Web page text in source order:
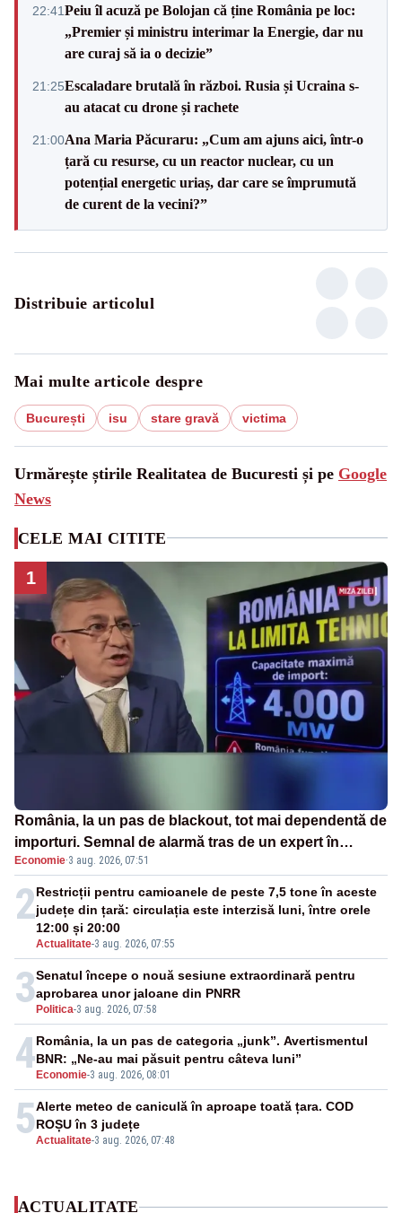
22:41Peiu îl acuză pe Bolojan că ține România pe loc:
„Premier și ministru interimar la Energie, dar nu
are curaj să ia o decizie”
21:25Escaladare brutală în război. Rusia și Ucraina s-
au atacat cu drone și rachete
21:00Ana Maria Păcuraru: „Cum am ajuns aici, într-o
țară cu resurse, cu un reactor nuclear, cu un
potențial energetic uriaș, dar care se împrumută
de curent de la vecini?”
Distribuie articolul
Mai multe articole despre
București isu stare gravă victima
Urmărește știrile Realitatea de Bucuresti și pe Google
News
CELE MAI CITITE
1
România, la un pas de blackout, tot mai dependentă de
importuri. Semnal de alarmă tras de un expert în
energie
Economie·3 aug. 2026, 07:51
2
Actualitate-3 aug. 2026, 07:55
Restricții pentru camioanele de peste 7,5 tone în aceste
județe din țară: circulația este interzisă luni, între orele
12:00 și 20:00
3 Politica-3 aug. 2026, 07:58
Senatul începe o nouă sesiune extraordinară pentru
aprobarea unor jaloane din PNRR
4 Economie-3 aug. 2026, 08:01
România, la un pas de categoria „junk”. Avertismentul
BNR: „Ne-au mai păsuit pentru câteva luni”
5Actualitate-3 aug. 2026, 07:48
Alerte meteo de caniculă în aproape toată țara. COD
ROȘU în 3 județe
ACTUALITATE